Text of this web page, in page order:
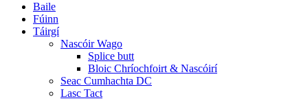
Baile
Fúinn
Táirgí
Nascóir Wago
Splice butt
Bloic Chríochfoirt & Nascóirí
Seac Cumhachta DC
Lasc Tact